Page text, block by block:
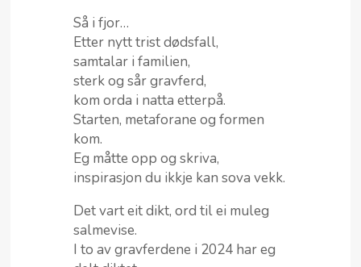
Så i fjor…
Etter nytt trist dødsfall,
samtalar i familien,
sterk og sår gravferd,
kom orda i natta etterpå.
Starten, metaforane og formen
kom.
Eg måtte opp og skriva,
inspirasjon du ikkje kan sova vekk.
Det vart eit dikt, ord til ei muleg
salmevise.
I to av gravferdene i 2024 har eg